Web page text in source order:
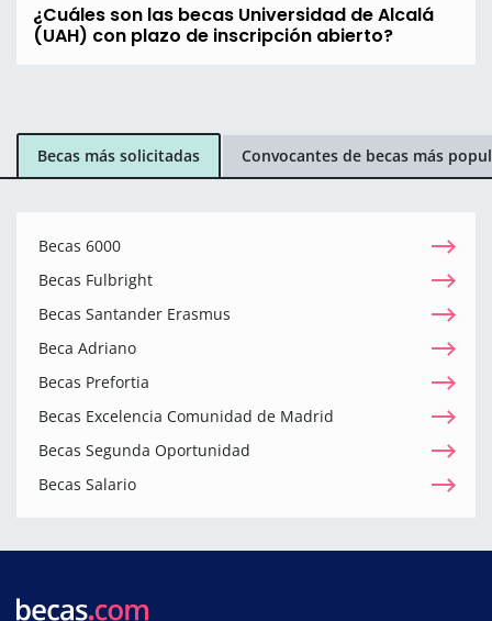
¿Cuáles son las becas Universidad de Alcalá
(UAH) con plazo de inscripción abierto?
Becas más solicitadas Convocantes de becas más
Becas 6000
Becas Fulbright
Becas Santander Erasmus
Beca Adriano
Becas Prefortia
Becas Excelencia Comunidad de Madrid
Becas Segunda Oportunidad
Becas Salario